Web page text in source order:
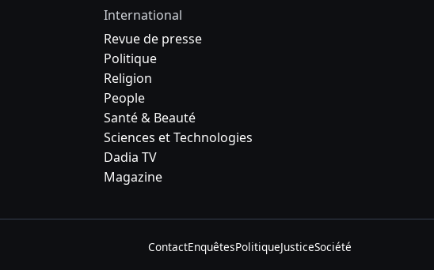
International
Revue de presse
Politique
Religion
People
Santé & Beauté
Sciences et Technologies
Dadia TV
Magazine
ContactEnquêtesPolitiqueJusticeSociété